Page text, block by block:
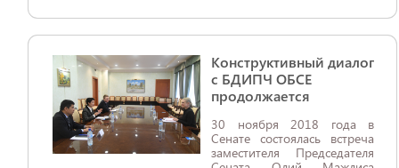
Конструктивный диалог
с БДИПЧ ОБСЕ
продолжается
30 ноября 2018 года в
Сенате состоялась встреча
заместителя Председателя